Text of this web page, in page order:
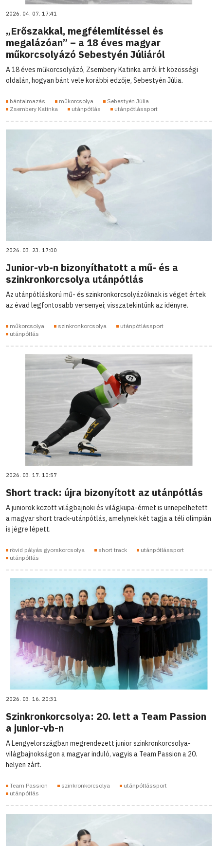
2026. 04. 07. 17:41
„Erőszakkal, megfélemlítéssel és
megalázóan” – a 18 éves magyar
műkorcsolyázó Sebestyén Júliáról
A 18 éves műkorcsolyázó, Zsembery Katinka arról írt közösségi
oldalán, hogyan bánt vele korábbi edzője, Sebestyén Júlia.
bántalmazás műkorcsolya
Sebestyén Júlia
Zsembery Katinka
utánpótlás utánpótlássport
2026. 03. 23. 17:00
Junior-vb-n bizonyíthatott a mű- és a
szinkronkorcsolya utánpótlás
Az utánpótláskorú mű- és szinkronkorcsolyázóknak is véget értek
az évad legfontosabb versenyei; visszatekintünk az idényre.
műkorcsolya szinkronkorcsolya
utánpótlássport
utánpótlás
2026. 03. 17. 10:57
Short track: újra bizonyított az utánpótlás
A juniorok között világbajnoki és világkupa-érmet is ünnepelhetett
a magyar short track-utánpótlás, amelynek két tagja a téli olimpián
is jégre lépett.
rövid pályás gyorskorcsolya short track
utánpótlássport
utánpótlás
2026. 03. 16. 20:31
Szinkronkorcsolya: 20. lett a Team Passion
a junior-vb-n
A Lengyelországban megrendezett junior szinkronkorcsolya-
világbajnokságon a magyar induló, vagyis a Team Passion a 20.
helyen zárt.
Team Passion szinkronkorcsolya
utánpótlássport
utánpótlás